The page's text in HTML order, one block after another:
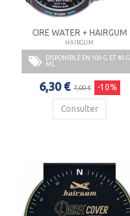
CIRE WATER + HAIRGUM
HAIRGUM
DISPONIBLE EN 100 G ET 40 G
ML
6,30 € 7,00 € -10%
Consulter